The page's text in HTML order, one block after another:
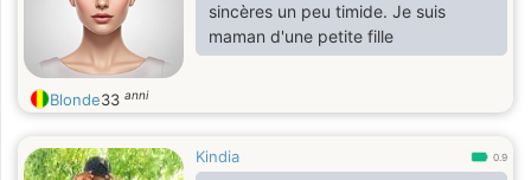
sincères un peu timide. Je suis
maman d'une petite fille
Blonde33 anni
Kindia 0.9